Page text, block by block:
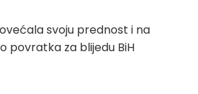
svoju prednost i na
povratka za blijedu BiH